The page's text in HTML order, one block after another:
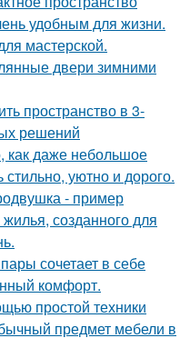
удобным для жизни.
мастерской.
двери зимними
пространство в 3-
решений
как даже небольшое
уютно и дорого.
- пример
созданного для
сочетает в себе
комфорт.
простой техники
предмет мебели в